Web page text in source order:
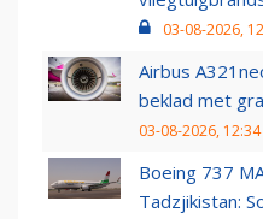
03-08-2026,
Airbus
beklad met
03-08-2026, 12:34
Boeing 737
Tadzjikistan: